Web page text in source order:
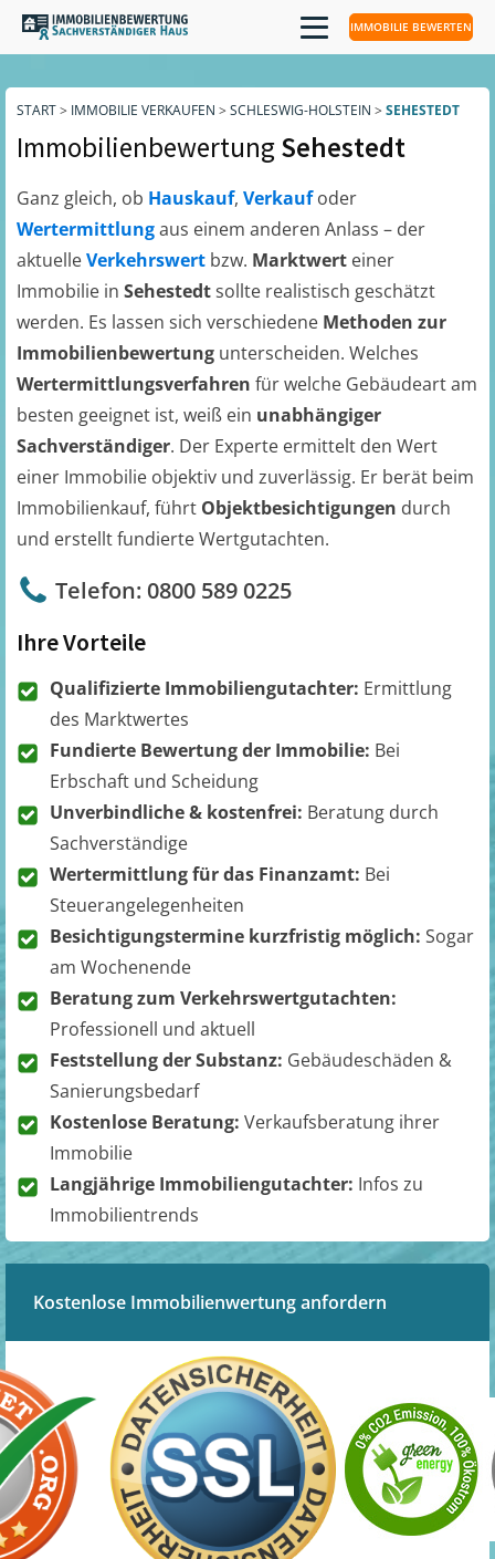
IMMOBILIE BEWERTEN
START> IMMOBILIE VERKAUFEN > SCHLESWIG-HOLSTEIN > SEHESTEDT
ImmobilienbewertungSehestedt
Ganz gleich, ob Hauskauf, Verkaufoder
Wertermittlungaus einem anderen Anlass – der
aktuelleVerkehrswert bzw. Marktwert einer
Immobilie in Sehestedtsollte realistisch geschätzt
werden. Es lassen sich verschiedene Methoden zur
Immobilienbewertung unterscheiden. Welches
Wertermittlungsverfahren für welche Gebäudeart am
besten geeignet ist, weiß ein unabhängiger
Sachverständiger. Der Experte ermittelt den Wert
einer Immobilie objektiv und zuverlässig. Er berät beim
Immobilienkauf, führt Objektbesichtigungen durch
und erstellt fundierte Wertgutachten.
Telefon: 0800 589 0225
Ihre Vorteile
Qualifizierte Immobiliengutachter: Ermittlung
des Marktwertes
Fundierte Bewertung der Immobilie: Bei
Erbschaft und Scheidung
Unverbindliche & kostenfrei: Beratung durch
Sachverständige
Wertermittlung für das Finanzamt: Bei
Steuerangelegenheiten
Besichtigungstermine kurzfristig möglich: Sogar
am Wochenende
Beratung zum Verkehrswertgutachten:
Professionell und aktuell
Feststellung der Substanz: Gebäudeschäden &
Sanierungsbedarf
Kostenlose Beratung: Verkaufsberatung ihrer
Immobilie
Langjährige Immobiliengutachter: Infos zu
Immobilientrends
Kostenlose Immobilienwertung anfordern